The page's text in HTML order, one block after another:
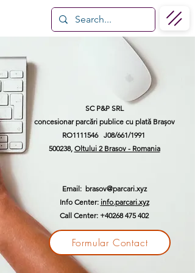
SC P&P SRL
concesionar parcări publice cu plată Brașov
RO1111546 J08/661/1991
500238, Oltului 2 Brasov - Romania
Email: brasov@parcari.xyz
Info Center: info.parcari.xyz
Call Center: +40268 475 402
Formular Contact